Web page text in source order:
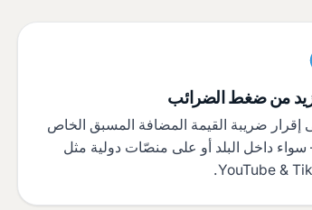
من ضغط الضرائب
إقرار ضريبة القيمة المضافة المسبق الخاص
سواء داخل البلد أو على منصّات دولية مثل
YouTube &